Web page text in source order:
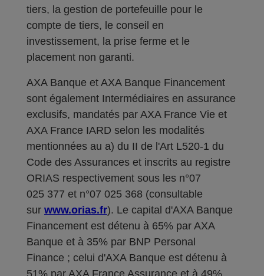
tiers, la gestion de portefeuille pour le
compte de tiers, le conseil en
investissement, la prise ferme et le
placement non garanti.
AXA Banque et AXA Banque Financement
sont également Intermédiaires en assurance
exclusifs, mandatés par AXA France Vie et
AXA France IARD selon les modalités
mentionnées au a) du II de l'Art L520-1 du
Code des Assurances et inscrits au registre
ORIAS respectivement sous les n°07
025 377 et n°07 025 368 (consultable
sur www.orias.fr). Le capital d'AXA Banque
Financement est détenu à 65% par AXA
Banque et à 35% par BNP Personal
Finance ; celui d'AXA Banque est détenu à
51% par AXA France Assurance et à 49%